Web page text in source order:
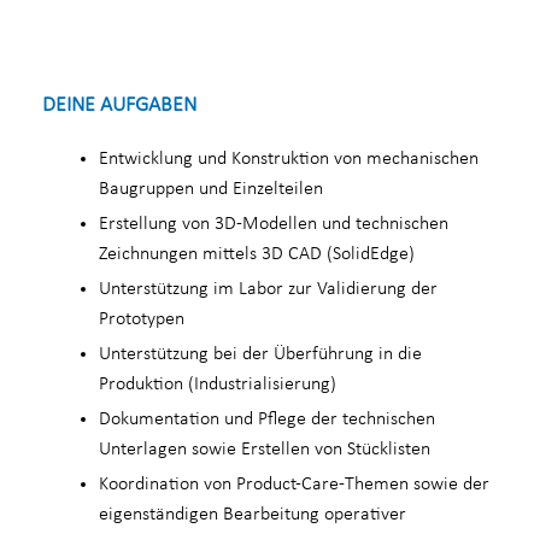
DEINE AUFGABEN
Entwicklung und Konstruktion von mechanischen
Baugruppen und Einzelteilen
Erstellung von 3D-Modellen und technischen
Zeichnungen mittels 3D CAD (SolidEdge)
Unterstützung im Labor zur Validierung der
Prototypen
Unterstützung bei der Überführung in die
Produktion (Industrialisierung)
Dokumentation und Pflege der technischen
Unterlagen sowie Erstellen von Stücklisten
Koordination von Product-Care-Themen sowie der
eigenständigen Bearbeitung operativer